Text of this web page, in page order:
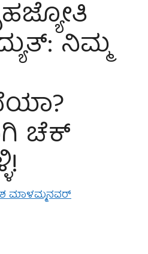
ನಿಮ್ಮ
ಚೆಕ್
ಮಾಳಮ್ಮನವರ್